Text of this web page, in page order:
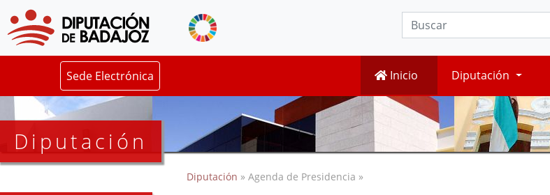
Sede Electrónica Inicio Diputación
Diputación
Diputación » Agenda de Presidencia »